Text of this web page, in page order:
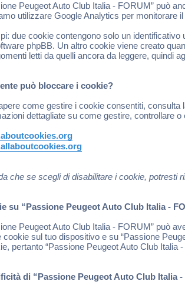
Peugeot Auto Club Italia - FORUM” può
utilizzare Google Analytics per monitorare
due cookie contengono solo un identificativo
phpBB. Un altro cookie viene creato
letti da quelli ancora da leggere, quindi
può bloccare i cookie?
come gestire i cookie consentiti,
dettagliate su come gestire, controllare o
che se scegli di disabilitare i cookie, potresti
su “Passione Peugeot Auto Club Italia -
Peugeot Auto Club Italia - FORUM” può
cookie sul tuo dispositivo e su “Passione
pertanto “Passione Peugeot Auto Club
di “Passione Peugeot Auto Club Italia -